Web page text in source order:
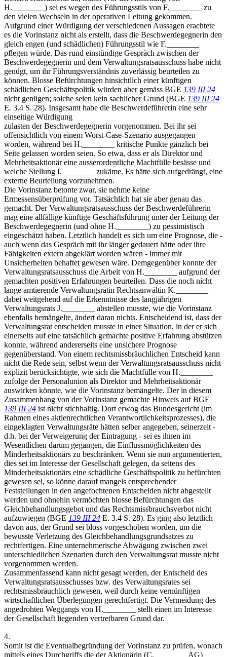
H.________) sei es wegen des Führungsstils von F.________ zu
den vielen Wechseln in der operativen Leitung gekommen.
Aufgrund einer Würdigung der verschiedenen Aussagen erachtete
es die Vorinstanz nicht als erstellt, dass die Beschwerdegegnerin den
gleich engen (und schädlichen) Führungsstil wie F.________
pflegen würde. Das rund einstündige Gespräch zwischen der
Beschwerdegegnerin und dem Verwaltungsratsausschuss habe nicht
genügt, um ihr Führungsverständnis zuverlässig beurteilen zu
können. Blosse Befürchtungen hinsichtlich einer künftigen
schädlichen Geschäftspolitik würden aber gemäss BGE 139 III 24
nicht genügen; solche seien kein sachlicher Grund (BGE 139 III 24
E. 3.4 S. 28). Insgesamt habe die Beschwerdeführerin eine sehr
einseitige Würdigung
zulasten der Beschwerdegegnerin vorgenommen. Bei ihr sei
offensichtlich von einem Worst-Case-Szenario ausgegangen
worden, während bei H.________ kritische Punkte gänzlich bei
Seite gelassen worden seien. So etwa, dass er als Direktor und
Mehrheitsaktionär eine ausserordentliche Machtfülle besässe und
welche Stellung I.________ zukäme. Es hätte sich aufgedrängt, eine
externe Beurteilung vorzunehmen.
Die Vorinstanz betonte zwar, sie nehme keine
Ermessensüberprüfung vor. Tatsächlich hat sie aber genau das
gemacht. Der Verwaltungsratsausschuss der Beschwerdeführerin
mag eine allfällige künftige Geschäftsführung unter der Leitung der
Beschwerdegegnerin (und ohne H.________) zu pessimistisch
eingeschätzt haben. Letztlich handelt es sich um eine Prognose, die -
auch wenn das Gespräch mit ihr länger gedauert hätte oder ihre
Fähigkeiten extern abgeklärt worden wären - immer mit
Unsicherheiten behaftet gewesen wäre. Demgegenüber konnte der
Verwaltungsratsausschuss die Arbeit von H.________ aufgrund der
gemachten positiven Erfahrungen beurteilen. Dass die noch nicht
lange amtierende Verwaltungsrätin Rechtsanwältin K.________
dabei weitgehend auf die Erkenntnisse des langjährigen
Verwaltungsrats J.________ abstellen musste, wie die Vorinstanz
ebenfalls bemängelte, ändert daran nichts. Entscheidend ist, dass der
Verwaltungsrat entscheiden musste in einer Situation, in der er sich
einerseits auf eine tatsächlich gemachte positive Erfahrung abstützen
konnte, während andererseits eine unsichere Prognose
gegenüberstand. Von einem rechtsmissbräuchlichen Entscheid kann
nicht die Rede sein, selbst wenn der Verwaltungsratsausschuss nicht
explizit berücksichtigte, wie sich die Machtfülle von H.________
zufolge der Personalunion als Direktor und Mehrheitsaktionär
auswirken könnte, wie die Vorinstanz bemängelte. Der in diesem
Zusammenhang von der Vorinstanz gemachte Hinweis auf BGE
139 III 24 ist nicht stichhaltig. Dort erwog das Bundesgericht (im
Rahmen eines aktienrechtlichen Verantwortlichkeitsprozesses), die
eingeklagten Verwaltungsräte hätten selber angegeben, seinerzeit -
d.h. bei der Verweigerung der Eintragung - sei es ihnen im
Wesentlichen darum gegangen, die Einflussmöglichkeiten des
Minderheitsaktionärs zu beschränken. Wenn sie nun argumentierten,
dies sei im Interesse der Gesellschaft gelegen, da seitens des
Minderheitsaktionärs eine schädliche Geschäftspolitik zu befürchten
gewesen sei, so könne darauf mangels entsprechender
Feststellungen in den angefochtenen Entscheiden nicht abgestellt
werden und ohnehin vermöchten blosse Befürchtungen das
Gleichbehandlungsgebot und das Rechtsmissbrauchsverbot nicht
aufzuwiegen (BGE 139 III 24 E. 3.4 S. 28). Es ging also letztlich
davon aus, der Grund sei bloss vorgeschoben worden, um die
bewusste Verletzung des Gleichbehandlungsgrundsatzes zu
rechtfertigen. Eine unternehmerische Abwägung zwischen zwei
unterschiedlichen Szenarien durch den Verwaltungsrat musste nicht
vorgenommen werden.
Zusammenfassend kann nicht gesagt werden, der Entscheid des
Verwaltungsratsausschusses bzw. des Verwaltungsrates sei
rechtsmissbräuchlich gewesen, weil durch keine vernünftigen
wirtschaftlichen Überlegungen gerechtfertigt. Die Vermeidung des
angedrohten Weggangs von H.________ stellt einen im Interesse
der Gesellschaft liegenden vertretbaren Grund dar.
4.
Somit ist die Eventualbegründung der Vorinstanz zu prüfen, wonach
mittels eines Durchgriffs die der Aktionärin (C.________ AG)